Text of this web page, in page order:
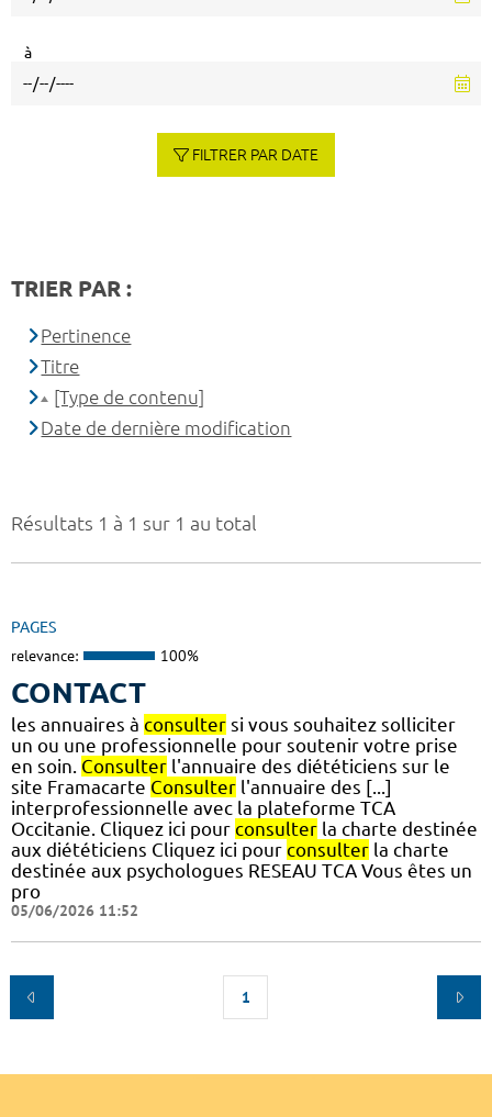
Résultats 1 à 1 sur 1 au total
PAGES
relevance: 100%
CONTACT
les annuaires à consulter si vous souhaitez solliciter
un ou une professionnelle pour soutenir votre prise
en soin. Consulter l'annuaire des diététiciens sur le
site Framacarte Consulter l'annuaire des [...]
interprofessionnelle avec la plateforme TCA
Occitanie. Cliquez ici pour consulter la charte destinée
aux diététiciens Cliquez ici pour consulter la charte
destinée aux psychologues RESEAU TCA Vous êtes un
pro
05/06/2026 11:52
1
à
FILTRER PAR DATE
TRIER PAR :
Pertinence
Titre
[Type de contenu]
Date de dernière modification